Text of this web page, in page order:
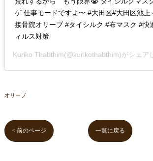
ゲ 仕事モードですよ〜 #大田区#大田区池上
接骨院オリーブ #タイシルク #布マスク #快
ィルス対策
Kuriko Thabthim(@kurikothabthim)がシェア
オリーブ
< 前のページ 一覧に戻る